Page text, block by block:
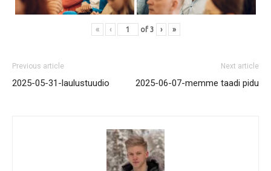
« ‹ of 3 › »
Previous article
2025-05-31-laulustuudio
Next article
2025-06-07-memme taadi pidu